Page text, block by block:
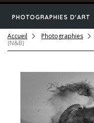
PHOTOGRAPHIES D'ART
Accueil Photographies
(N&B)